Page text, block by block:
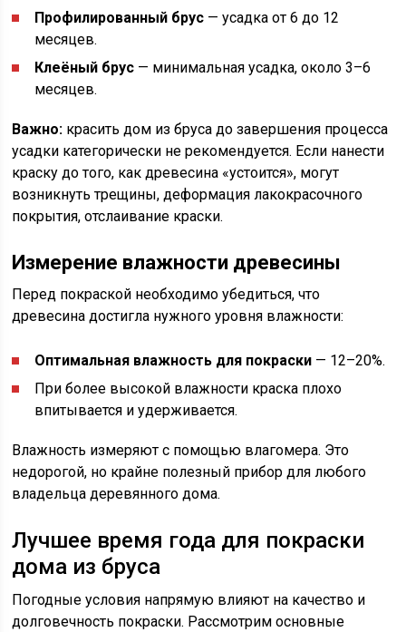
Профилированный брус — усадка от 6 до 12
месяцев.
Клеёный брус — минимальная усадка, около 3–6
месяцев.
Важно: красить дом из бруса до завершения процесса
усадки категорически не рекомендуется. Если нанести
краску до того, как древесина «устоится», могут
возникнуть трещины, деформация лакокрасочного
покрытия, отслаивание краски.
Измерение влажности древесины
Перед покраской необходимо убедиться, что
древесина достигла нужного уровня влажности:
Оптимальная влажность для покраски — 12–20%.
При более высокой влажности краска плохо
впитывается и удерживается.
Влажность измеряют с помощью влагомера. Это
недорогой, но крайне полезный прибор для любого
владельца деревянного дома.
Лучшее время года для покраски
дома из бруса
Погодные условия напрямую влияют на качество и
долговечность покраски. Рассмотрим основные